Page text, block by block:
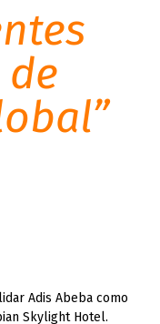
Adis Abeba como
Skylight Hotel.